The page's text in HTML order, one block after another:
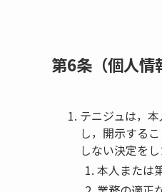
第6条（個人情
テニジュは，
し，開示する
しない決定を
本人または